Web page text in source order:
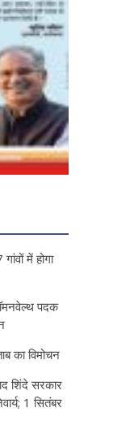
में होगा
पदक
का विमोचन
शिंदे सरकार
1 सितंबर